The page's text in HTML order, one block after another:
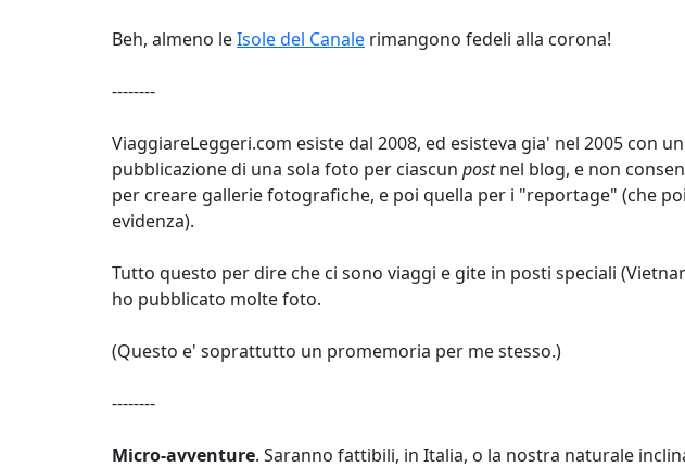
Beh, almeno leIsole del Canale rimangono fedeli alla corona!
--------
ViaggiareLeggeri.com esiste dal 2008, ed esisteva gia' nel 2005 con
pubblicazione di una sola foto per ciascun postnel blog, e non
per creare gallerie fotografiche, e poi quella per i "reportage" (che
evidenza).
Tutto questo per dire che ci sono viaggi e gite in posti speciali
ho pubblicato molte foto.
(Questo e' soprattutto un promemoria per me stesso.)
--------
Micro-avventure. Saranno fattibili, in Italia, o la nostra naturale